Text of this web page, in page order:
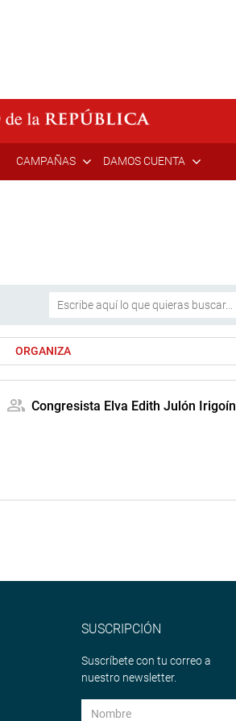
CAMPAÑAS DAMOS CUENTA
ORGANIZA
Congresista Elva Edith Julón Irigoín
SUSCRIPCIÓN
Suscríbete con tu correo a
nuestro newsletter.